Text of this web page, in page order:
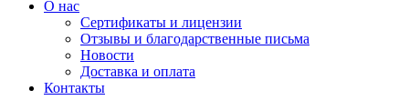
О нас
Сертификаты и лицензии
Отзывы и благодарственные письма
Новости
Доставка и оплата
Контакты